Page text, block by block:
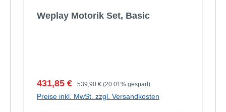
Weplay Motorik Set, Basic
Verkaufspreis:
431,85 € Regulärer Preis:
539,90 € (20.01% gespart)
Preise inkl. MwSt. zzgl. Versandkosten